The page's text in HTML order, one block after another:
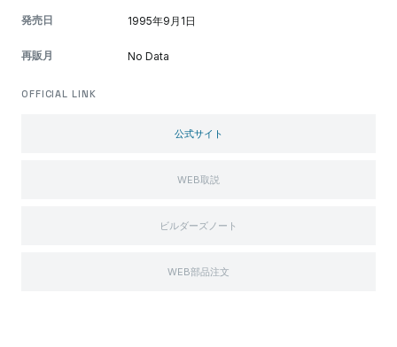
発売日 1995年9月1日
再販月 No Data
OFFICIAL LINK
公式サイト
WEB取説
ビルダーズノート
WEB部品注文